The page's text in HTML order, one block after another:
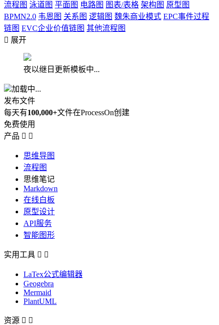
流程图 泳道图 平面图 电路图 图表/表格 架构图 原型图
BPMN2.0 韦恩图 关系图 逻辑图 魏朱商业模式 EPC事件过程
链图 EVC企业价值链图 其他流程图
 展开
夜以继日更新模板中...
加载中...
发布文件
每天有100,000+文件在ProcessOn创建
免费使用
产品  
思维导图
流程图
思维笔记
Markdown
在线白板
原型设计
API服务
智能图形
实用工具  
LaTex公式编辑器
Geogebra
Mermaid
PlantUML
资源  